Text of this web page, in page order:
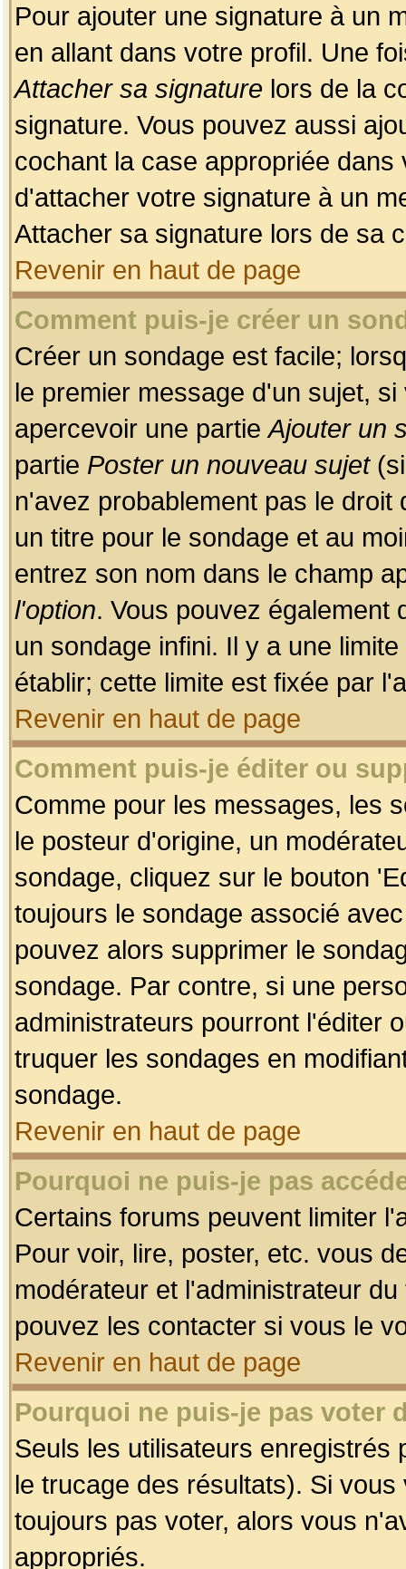
Pour ajouter une signature à un
en allant dans votre profil. Une
Attacher sa signature lors de la
signature. Vous pouvez aussi
cochant la case appropriée
d'attacher votre signature à un
Attacher sa signature lors de sa
Revenir en haut de page
Comment puis-je créer un
Créer un sondage est facile;
le premier message d'un sujet,
apercevoir une partieAjouter un
partie Poster un nouveau sujet(si
n'avez probablement pas le
un titre pour le sondage et au
entrez son nom dans le champ
l'option. Vous pouvez également
un sondage infini. Il y a une
établir; cette limite est fixée par
Revenir en haut de page
Comment puis-je éditer ou
Comme pour les messages, les
le posteur d'origine, un
sondage, cliquez sur le bouton
toujours le sondage associé
pouvez alors supprimer le
sondage. Par contre, si une
administrateurs pourront l'éditer
truquer les sondages en
sondage.
Revenir en haut de page
Pourquoi ne puis-je pas
Certains forums peuvent limiter
Pour voir, lire, poster, etc. vous
modérateur et l'administrateur
pouvez les contacter si vous le
Revenir en haut de page
Pourquoi ne puis-je pas voter
Seuls les utilisateurs enregistrés
le trucage des résultats). Si
toujours pas voter, alors vous
appropriés.